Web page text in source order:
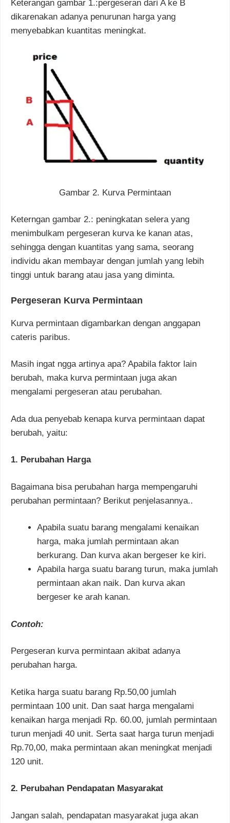
Keterangan gambar 1.:pergeseran dari A ke B
dikarenakan adanya penurunan harga yang
menyebabkan kuantitas meningkat.
Gambar 2. Kurva Permintaan
Keterngan gambar 2.: peningkatan selera yang
menimbulkam pergeseran kurva ke kanan atas,
sehingga dengan kuantitas yang sama, seorang
individu akan membayar dengan jumlah yang lebih
tinggi untuk barang atau jasa yang diminta.
Pergeseran Kurva Permintaan
Kurva permintaan digambarkan dengan anggapan
cateris paribus.
Masih ingat ngga artinya apa? Apabila faktor lain
berubah, maka kurva permintaan juga akan
mengalami pergeseran atau perubahan.
Ada dua penyebab kenapa kurva permintaan dapat
berubah, yaitu:
1. Perubahan Harga
Bagaimana bisa perubahan harga mempengaruhi
perubahan permintaan? Berikut penjelasannya..
Apabila suatu barang mengalami kenaikan
harga, maka jumlah permintaan akan
berkurang. Dan kurva akan bergeser ke kiri.
Apabila harga suatu barang turun, maka jumlah
permintaan akan naik. Dan kurva akan
bergeser ke arah kanan.
Contoh:
Pergeseran kurva permintaan akibat adanya
perubahan harga.
Ketika harga suatu barang Rp.50,00 jumlah
permintaan 100 unit. Dan saat harga mengalami
kenaikan harga menjadi Rp. 60.00, jumlah permintaan
turun menjadi 40 unit. Serta saat harga turun menjadi
Rp.70,00, maka permintaan akan meningkat menjadi
120 unit.
2. Perubahan Pendapatan Masyarakat
Jangan salah, pendapatan masyarakat juga akan